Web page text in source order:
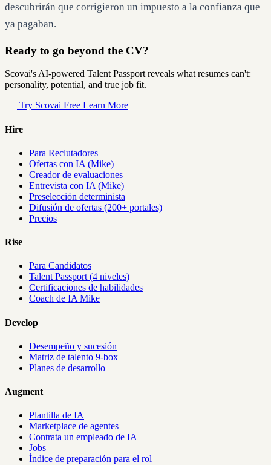
descubrirán que corrigieron un impuesto a la confianza que
ya pagaban.
Ready to go beyond the CV?
Scovai's AI-powered Talent Passport reveals what resumes can't:
personality, potential, and true job fit.
Try Scovai Free Learn More
Hire
Para Reclutadores
Ofertas con IA (Mike)
Creador de evaluaciones
Entrevista con IA (Mike)
Preselección determinista
Difusión de ofertas (200+ portales)
Precios
Rise
Para Candidatos
Talent Passport (4 niveles)
Certificaciones de habilidades
Coach de IA Mike
Develop
Desempeño y sucesión
Matriz de talento 9-box
Planes de desarrollo
Augment
Plantilla de IA
Marketplace de agentes
Contrata un empleado de IA
Jobs
Índice de preparación para el rol